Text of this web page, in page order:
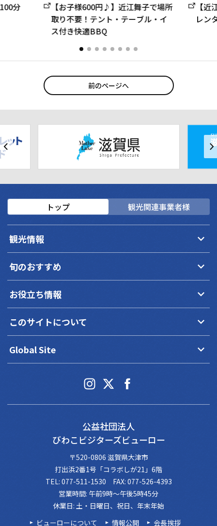
分
【お子様600円♪】近江舞子で場所
取り不要！テント・テーブル・イ
ス付き快適BBQ
【
レン
前のページへ
トップ 観光関連事業者様
観光情報 keyboard_arrow_down
旬のおすすめ keyboard_arrow_down
お役立ち情報 keyboard_arrow_down
このサイトについて keyboard_arrow_down
Global Site keyboard_arrow_down
公益社団法人
びわこビジターズビューロー
〒520-0806 滋賀県大津市
打出浜2番1号「コラボしが21」6階
TEL: 077-511-1530 FAX: 077-526-4393
営業時間: 午前9時～午後5時45分
休業日: 土・日曜日、祝日、年末年始
ビューローについて
情報公開 会長挨拶